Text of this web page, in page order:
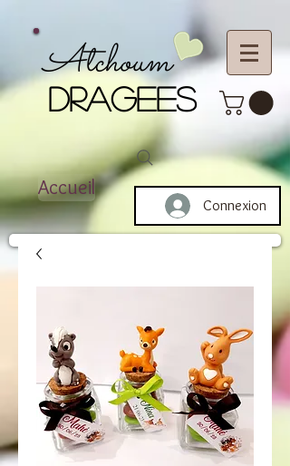
DRAGEES
Atchoum
Accueil
Connexion